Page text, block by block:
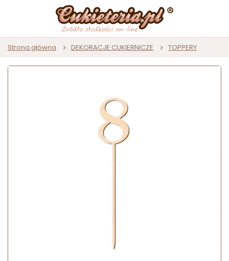
Strona główna DEKORACJE CUKIERNICZE TOPPERY